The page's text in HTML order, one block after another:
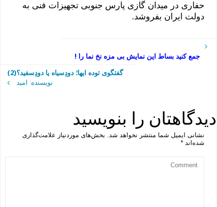
حفاری در میدان گازی پارس جنوبی تجهیزات فنی به
دولت ایران بفروشد.
جمع کنید بساط این نمایش بی مزه نخ نما را !
گفتگوی توده ایها؛ دودِسیاه یا دودِسفید؟(2)
نویسنده: امید
دیدگاهتان را بنویسید
نشانی ایمیل شما منتشر نخواهد شد. بخش‌های موردنیاز علامت‌گذاری
شده‌اند *